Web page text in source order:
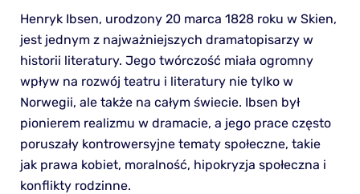
Henryk Ibsen, urodzony 20 marca 1828 roku w Skien,
jest jednym z najważniejszych dramatopisarzy w
historii literatury. Jego twórczość miała ogromny
wpływ na rozwój teatru i literatury nie tylko w
Norwegii, ale także na całym świecie. Ibsen był
pionierem realizmu w dramacie, a jego prace często
poruszały kontrowersyjne tematy społeczne, takie
jak prawa kobiet, moralność, hipokryzja społeczna i
konflikty rodzinne.